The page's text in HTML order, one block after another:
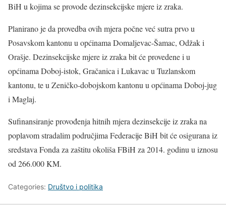
BiH u kojima se provode dezinsekcijske mjere iz zraka.
Planirano je da provedba ovih mjera počne već sutra prvo u
Posavskom kantonu u općinama Domaljevac-Šamac, Odžak i
Orašje. Dezinsekcijske mjere iz zraka bit će provedene i u
općinama Doboj-istok, Gračanica i Lukavac u Tuzlanskom
kantonu, te u Zeničko-dobojskom kantonu u općinama Doboj-jug
i Maglaj.
Sufinansiranje provođenja hitnih mjera dezinsekcije iz zraka na
poplavom stradalim područjima Federacije BiH bit će osigurana iz
sredstava Fonda za zaštitu okoliša FBiH za 2014. godinu u iznosu
od 266.000 KM.
Categories: Društvo i politika